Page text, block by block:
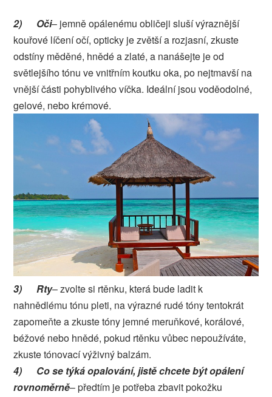
2) Oči– jemně opálenému obličeji sluší výraznější
kouřové líčení očí, opticky je zvětší a rozjasní, zkuste
odstíny měděné, hnědé a zlaté, a nanášejte je od
světlejšího tónu ve vnitřním koutku oka, po nejtmavší na
vnější části pohyblivého víčka. Ideální jsou voděodolné,
gelové, nebo krémové.
3)Rty– zvolte si rtěnku, která bude ladit k
nahnědlému tónu pleti, na výrazné rudé tóny tentokrát
zapomeňte a zkuste tóny jemné meruňkové, korálové,
béžové nebo hnědé, pokud rtěnku vůbec nepoužíváte,
zkuste tónovací výživný balzám.
4) Co se týká opalování, jistě chcete být opálení
rovnoměrně– předtím je potřeba zbavit pokožku